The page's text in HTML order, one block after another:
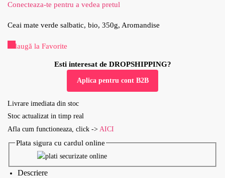
Conecteaza-te pentru a vedea pretul
Ceai mate verde salbatic, bio, 350g, Aromandise
Adaugă la Favorite
Esti interesat de DROPSHIPPING?
Aplica pentru cont B2B
Livrare imediata din stoc
Stoc actualizat in timp real
Afla cum functioneaza, click -> AICI
Plata sigura cu cardul online
Descriere